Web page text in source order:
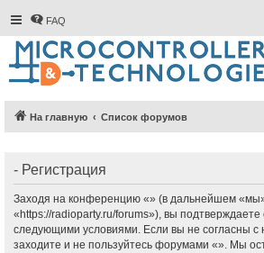
FAQ
На главную Список форумов
- Регистрация
Заходя на конференцию «» (в дальнейшем
«https://radioparty.ru/forums»), вы подтверждаете
следующими условиями. Если вы не согласны с
заходите и не пользуйтесь форумами «». Мы